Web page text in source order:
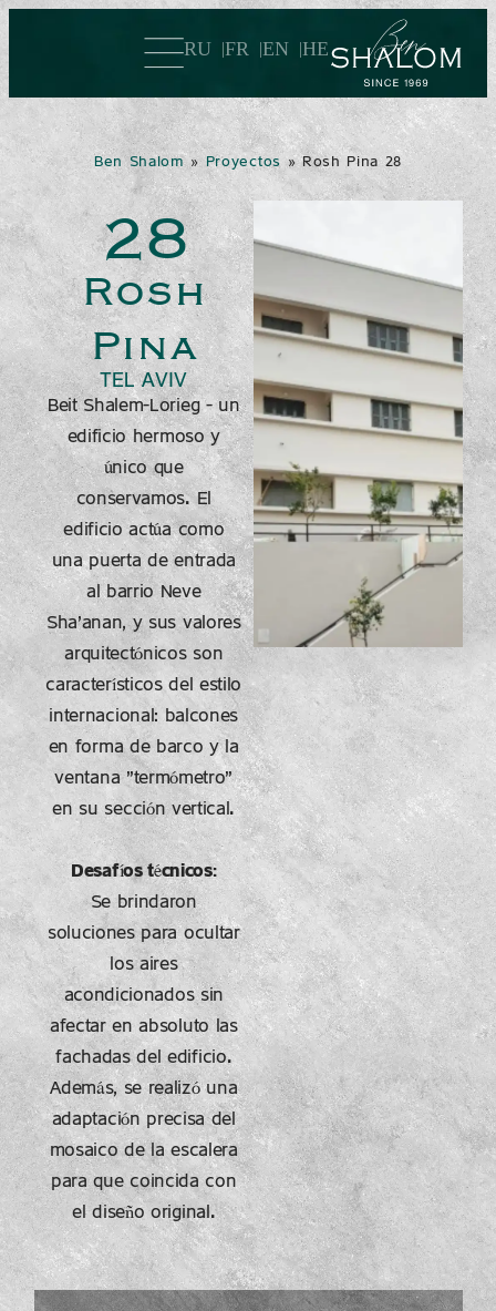
RU FR EN HE
Ben Shalom» Proyectos »Rosh Pina 28
28
Rosh
Pina
TEL AVIV
Beit Shalem-Lorieg – un
edificio hermoso y
único que
conservamos. El
edificio actúa como
una puerta de entrada
al barrio Neve
Sha'anan, y sus valores
arquitectónicos son
característicos del estilo
internacional: balcones
en forma de barco y la
ventana "termómetro"
en su sección vertical.
Desafíos técnicos:
Se brindaron
soluciones para ocultar
los aires
acondicionados sin
afectar en absoluto las
fachadas del edificio.
Además, se realizó una
adaptación precisa del
mosaico de la escalera
para que coincida con
el diseño original.